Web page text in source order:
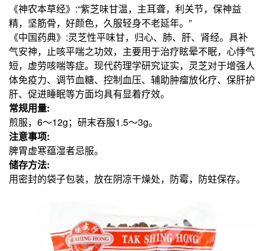
《神农本草经》:“紫芝味甘温，主耳聋，利关节，保神益
精，坚筋骨，好颜色，久服轻身不老延年。”
《中国药典》:灵芝性平味甘，归心、肺、肝、肾经。具补
气安神，止咳平喘之功效，主要用于治疗眩晕不眠，心悸气
短，虚劳咳喘等症。现代药理学研究证实，灵芝对于增强人
体免疫力、调节血糖、控制血压、辅助肿瘤放化疗、保肝护
肝、促进睡眠等方面均具有显着疗效。
常规用量:
煎服，6～12g；研末吞服1.5～3g。
注意事项:
脾胃虚寒蕴湿者忌服。
储存方法:
用密封的袋子包装，放在阴凉干燥处，防霉，防蛀保存。